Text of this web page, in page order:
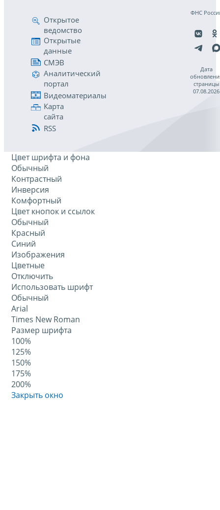
Открытое
ведомство
Открытые
данные
СМЭВ
Аналитический
портал
Видеоматериалы
Карта
сайта
RSS
ФНС
Дата
страницы
07.08.2026
Цвет шрифта и фона
Обычный
Контрастный
Инверсия
Комфортный
Цвет кнопок и ссылок
Обычный
Красный
Синий
Изображения
Цветные
Отключить
Использовать шрифт
Обычный
Arial
Times New Roman
Размер шрифта
100%
125%
150%
175%
200%
Закрыть окно